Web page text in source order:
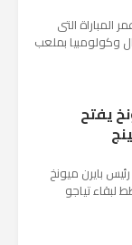
المباراة التى
تجمع بين منتخبى السنغال وكولومبيا بملعب
يفتح
بايرن ميونخ
لبقاء تياجو